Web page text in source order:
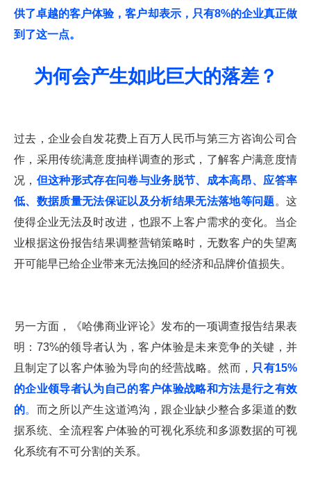
供了卓越的客户体验，客户却表示，只有8%的企业真正做
到了这一点。
为何会产生如此巨大的落差？
过去，企业会自发花费上百万人民币与第三方咨询公司合
作，采用传统满意度抽样调查的形式，了解客户满意度情
况， 但这种形式存在问卷与业务脱节、成本高昂、应答率
低、数据质量无法保证以及分析结果无法落地等问题。这
使得企业无法及时改进，也跟不上客户需求的变化。当企
业根据这份报告结果调整营销策略时，无数客户的失望离
开可能早已给企业带来无法挽回的经济和品牌价值损失。
另一方面，《哈佛商业评论》发布的一项调查报告结果表
明：73%的领导者认为，客户体验是未来竞争的关键，并
且制定了以客户体验为导向的经营战略。然而， 只有15%
的企业领导者认为自己的客户体验战略和方法是行之有效
的。 而之所以产生这道鸿沟，跟企业缺少整合多渠道的数
据系统、全流程客户体验的可视化系统和多源数据的可视
化系统有不可分割的关系。